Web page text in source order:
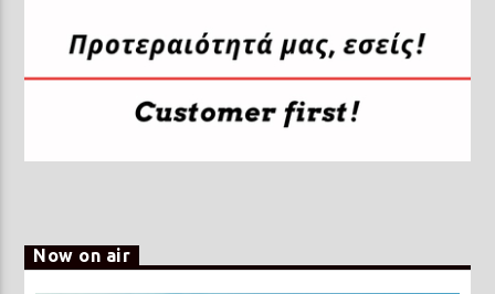
Now on air